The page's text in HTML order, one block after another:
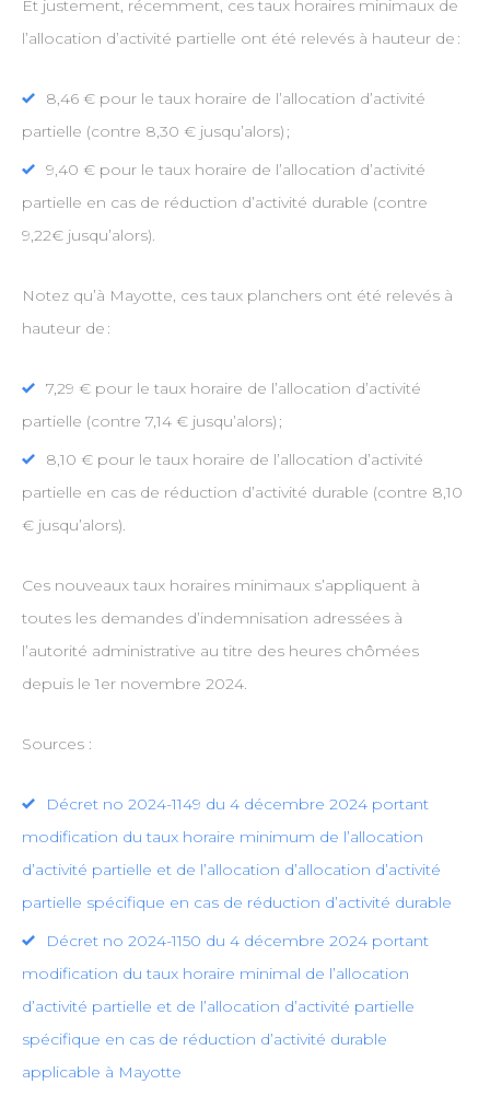
Et justement, récemment, ces taux horaires minimaux de
l’allocation d’activité partielle ont été relevés à hauteur de :
8,46 € pour le taux horaire de l’allocation d’activité
partielle (contre 8,30 € jusqu’alors) ;
9,40 € pour le taux horaire de l’allocation d’activité
partielle en cas de réduction d’activité durable (contre
9,22€ jusqu’alors).
Notez qu’à Mayotte, ces taux planchers ont été relevés à
hauteur de :
7,29 € pour le taux horaire de l’allocation d’activité
partielle (contre 7,14 € jusqu’alors) ;
8,10 € pour le taux horaire de l’allocation d’activité
partielle en cas de réduction d’activité durable (contre 8,10
€ jusqu’alors).
Ces nouveaux taux horaires minimaux s’appliquent à
toutes les demandes d’indemnisation adressées à
l’autorité administrative au titre des heures chômées
depuis le 1er novembre 2024.
Sources :
Décret no 2024-1149 du 4 décembre 2024 portant
modification du taux horaire minimum de l’allocation
d’activité partielle et de l’allocation d’allocation d’activité
partielle spécifique en cas de réduction d’activité durable
Décret no 2024-1150 du 4 décembre 2024 portant
modification du taux horaire minimal de l’allocation
d’activité partielle et de l’allocation d’activité partielle
spécifique en cas de réduction d’activité durable
applicable à Mayotte